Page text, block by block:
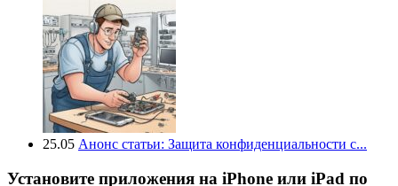
25.05 Анонс статьи: Защита конфиденциальности с...
Установите приложения на iPhone или iPad по